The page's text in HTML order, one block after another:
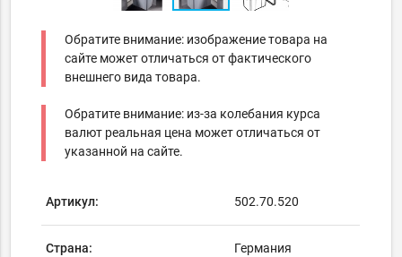
Обратите внимание: изображение товара на
сайте может отличаться от фактического
внешнего вида товара.
Обратите внимание: из-за колебания курса
валют реальная цена может отличаться от
указанной на сайте.
Артикул: 502.70.520
Страна: Германия